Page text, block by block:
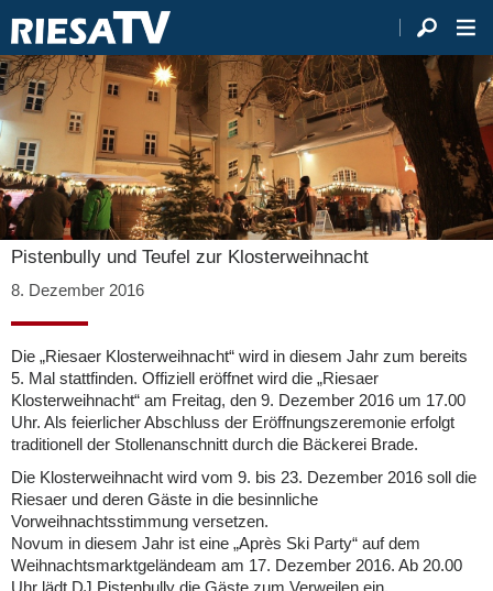
Pistenbully und Teufel zur Klosterweihnacht
8. Dezember 2016
Die „Riesaer Klosterweihnacht“ wird in diesem Jahr zum bereits
5. Mal stattfinden. Offiziell eröffnet wird die „Riesaer
Klosterweihnacht“ am Freitag, den 9. Dezember 2016 um 17.00
Uhr. Als feierlicher Abschluss der Eröffnungszeremonie erfolgt
traditionell der Stollenanschnitt durch die Bäckerei Brade.
Die Klosterweihnacht wird vom 9. bis 23. Dezember 2016 soll die
Riesaer und deren Gäste in die besinnliche
Vorweihnachtsstimmung versetzen.
Novum in diesem Jahr ist eine „Après Ski Party“ auf dem
Weihnachtsmarktgeländeam am 17. Dezember 2016. Ab 20.00
Uhr lädt DJ Pistenbully die Gäste zum Verweilen ein.